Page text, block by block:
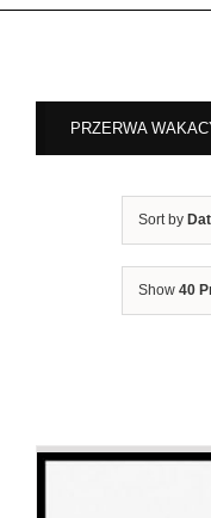
PRZERWA
Sort by
Show 40